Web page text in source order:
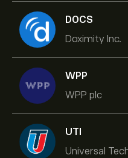
DOCS
Doximity Inc.
WPP
WPP plc
UTI
Universal